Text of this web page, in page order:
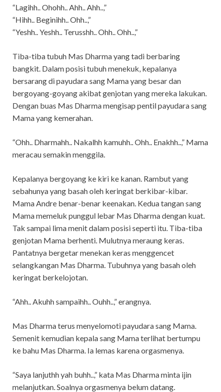
“Lagihh.. Ohohh.. Ahh.. Ahh..,”
“Hihh.. Beginihh.. Ohh..,”
“Yeshh.. Yeshh.. Terusshh.. Ohh.. Ohh..,”
Tiba-tiba tubuh Mas Dharma yang tadi berbaring
bangkit. Dalam posisi tubuh menekuk, kepalanya
bersarang di payudara sang Mama yang besar dan
bergoyang-goyang akibat genjotan yang mereka lakukan.
Dengan buas Mas Dharma mengisap pentil payudara sang
Mama yang kemerahan.
“Ohh.. Dharmahh.. Nakalhh kamuhh.. Ohh.. Enakhh..,” Mama
meracau semakin menggila.
Kepalanya bergoyang ke kiri ke kanan. Rambut yang
sebahunya yang basah oleh keringat berkibar-kibar.
Mama Andre benar-benar keenakan. Kedua tangan sang
Mama memeluk punggul lebar Mas Dharma dengan kuat.
Tak sampai lima menit dalam posisi seperti itu. Tiba-tiba
genjotan Mama berhenti. Mulutnya meraung keras.
Pantatnya bergetar menekan keras menggencet
selangkangan Mas Dharma. Tubuhnya yang basah oleh
keringat berkelojotan.
“Ahh.. Akuhh sampaihh.. Ouhh..,” erangnya.
Mas Dharma terus menyelomoti payudara sang Mama.
Semenit kemudian kepala sang Mama terlihat bertumpu
ke bahu Mas Dharma. Ia lemas karena orgasmenya.
“Saya lanjuthh yah buhh..,” kata Mas Dharma minta ijin
melanjutkan. Soalnya orgasmenya belum datang.